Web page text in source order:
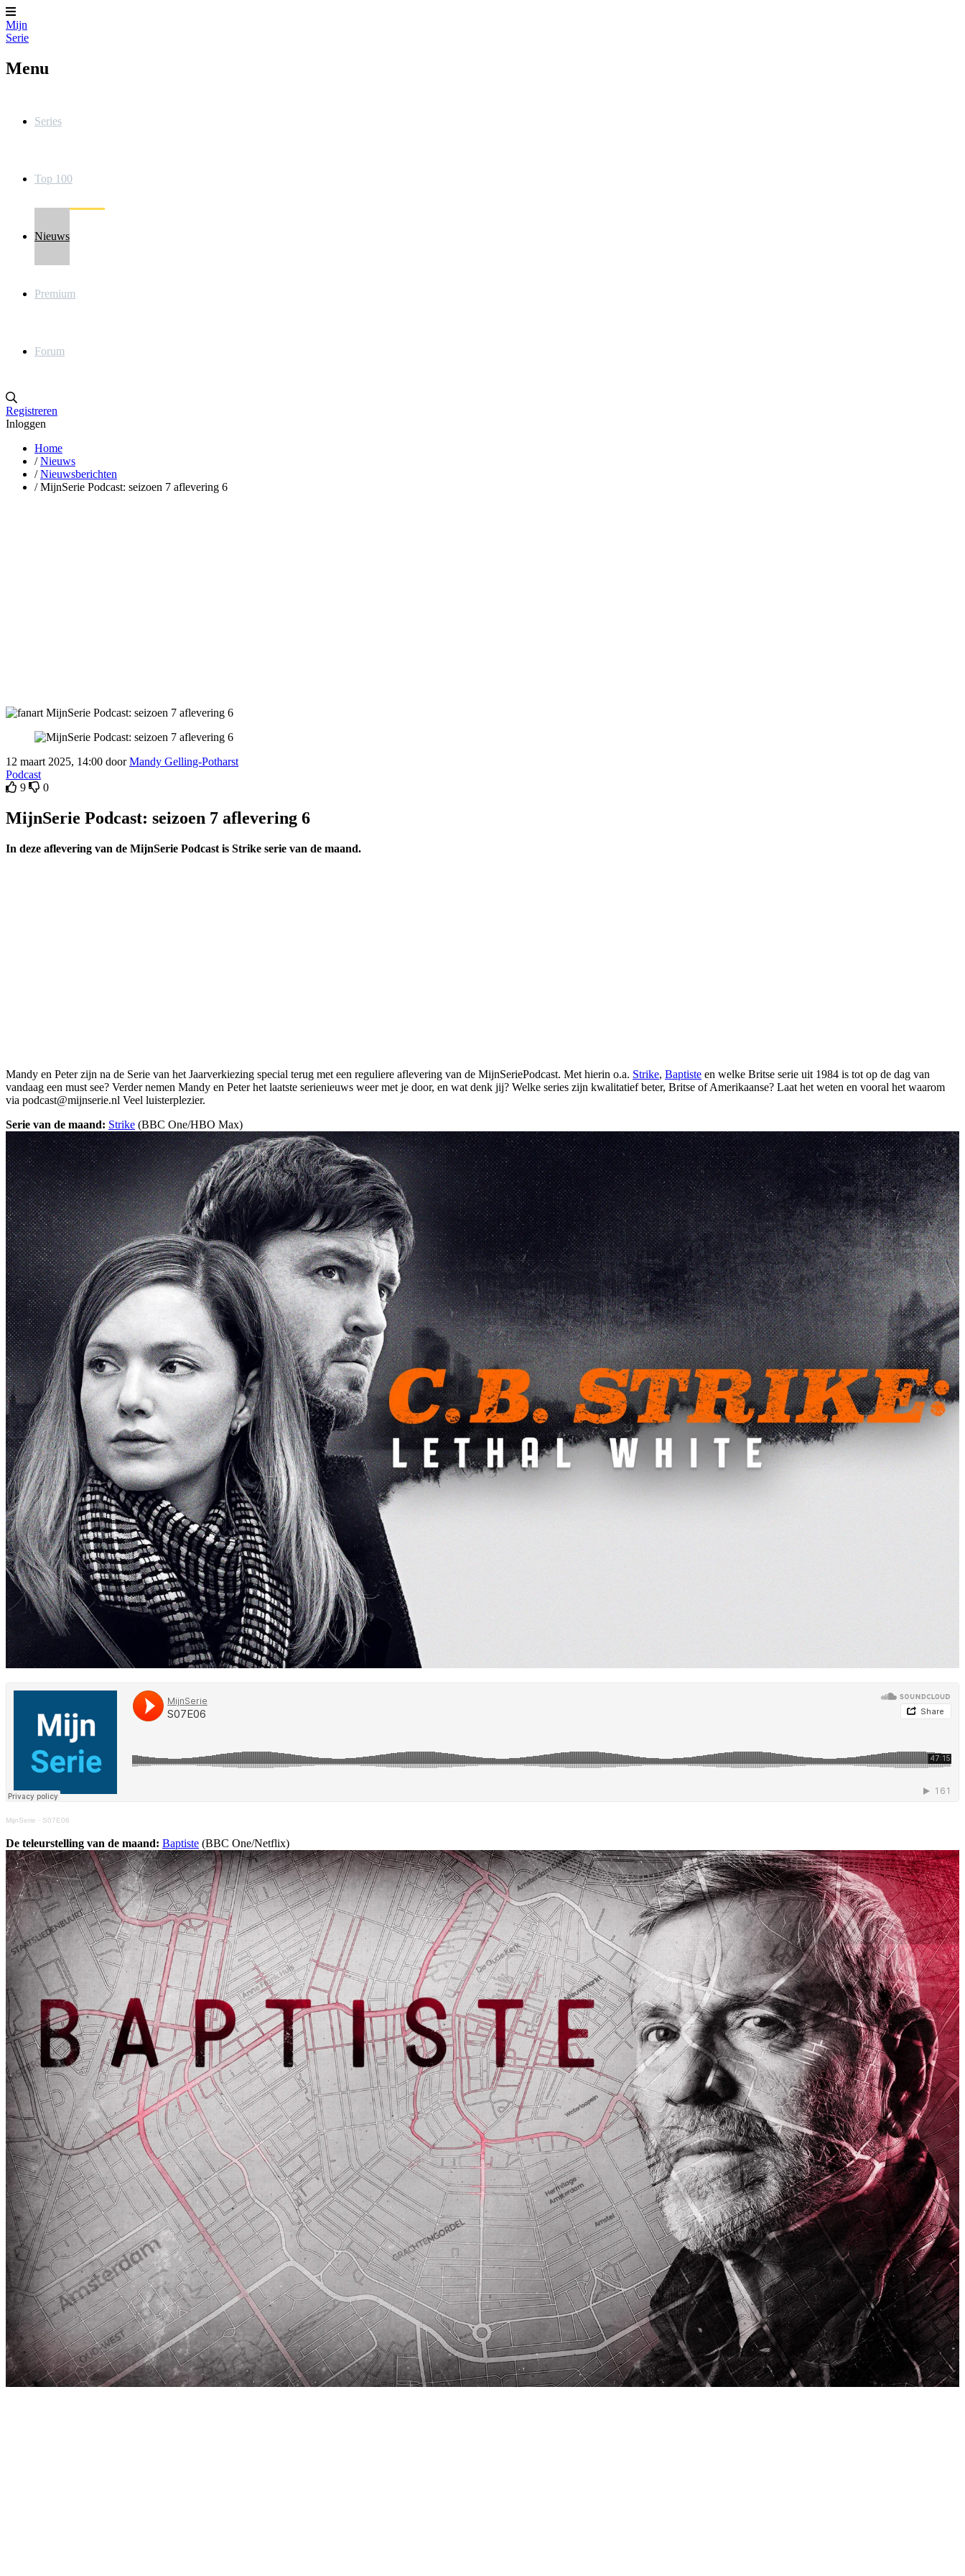
Mijn
Serie
Menu
Series
Top 100
Nieuws
Premium
Forum
Registreren
Inloggen
Home
/ Nieuws
/ Nieuwsberichten
/ MijnSerie Podcast: seizoen 7 aflevering 6
12 maart 2025, 14:00 doorMandy Gelling-Potharst
Podcast
9
0
MijnSerie Podcast: seizoen 7 aflevering 6
In deze aflevering van de MijnSerie Podcast is Strike serie van de maand.
Mandy en Peter zijn na de Serie van het Jaarverkiezing special terug met een reguliere aflevering van de MijnSeriePodcast. Met hierin o.a. Strike, Baptiste en welke Britse serie uit 1984 is tot op de dag van
vandaag een must see? Verder nemen Mandy en Peter het laatste serienieuws weer met je door, en wat denk jij? Welke series zijn kwalitatief beter, Britse of Amerikaanse? Laat het weten en vooral het waarom
via podcast@mijnserie.nl Veel luisterplezier.
Serie van de maand: Strike (BBC One/HBO Max)
MijnSerie · S07E06
De teleurstelling van de maand: Baptiste (BBC One/Netflix)